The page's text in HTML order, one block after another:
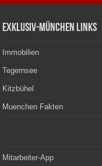
Exklusiv-München Links
Immobilien
Tegernsee
Kitzbühel
Muenchen Fakten
Mitarbeiter-App